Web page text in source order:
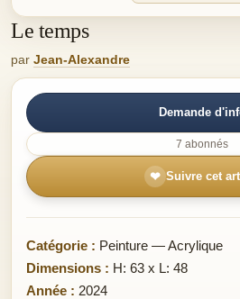
Le temps
par Jean-Alexandre
Demande
7 abonnés
❤ Suivre cet
Catégorie : Peinture — Acrylique
Dimensions : H: 63 x L: 48
Année : 2024